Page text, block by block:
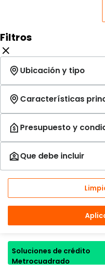
Filtros
Soluciones de crédito
Metrocuadrado